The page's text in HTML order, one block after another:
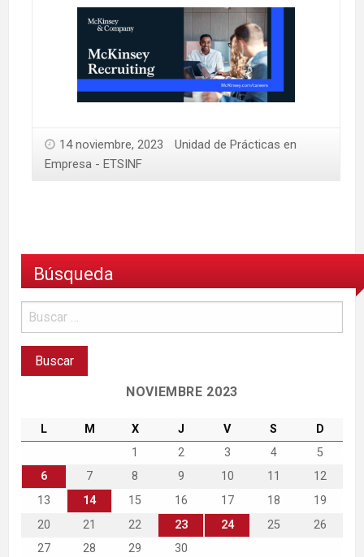
14 noviembre, 2023
Unidad de Prácticas en
Empresa - ETSINF
Búsqueda
NOVIEMBRE 2023
L M X J V S
D
1
2 3 4
5
6
7 8 9 10 11
12
13
14 15 16 17 18
19
20
21 22 23 24 25
26
27
28 29 30